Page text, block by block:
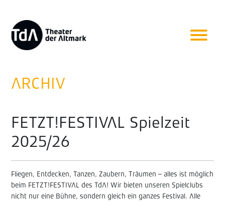
ARCHIV
FETZT!FESTIVAL Spielzeit
2025/26
Fliegen, Entdecken, Tanzen, Zaubern, Träumen – alles ist möglich
beim FETZT!FESTIVAL des TdA! Wir bieten unseren Spielclubs
nicht nur eine Bühne, sondern gleich ein ganzes Festival. Alle